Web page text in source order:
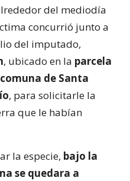
del mediodía
concurrió junto a
del imputado,
, ubicado en la parcela
de Santa
, para solicitarle la
que le habían
la especie, bajo la
se quedara a